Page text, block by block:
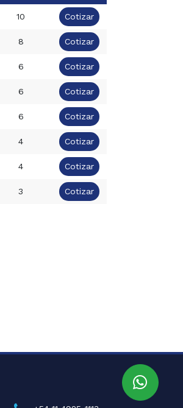
10 Cotizar
8 Cotizar
6 Cotizar
6 Cotizar
6 Cotizar
4 Cotizar
4 Cotizar
3 Cotizar